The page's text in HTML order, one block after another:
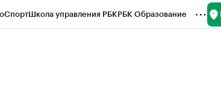
СпортШкола управления РБКРБК Образование